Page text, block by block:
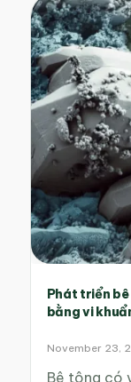
Phát triển
bằng vi
November 23,
Bê tông có